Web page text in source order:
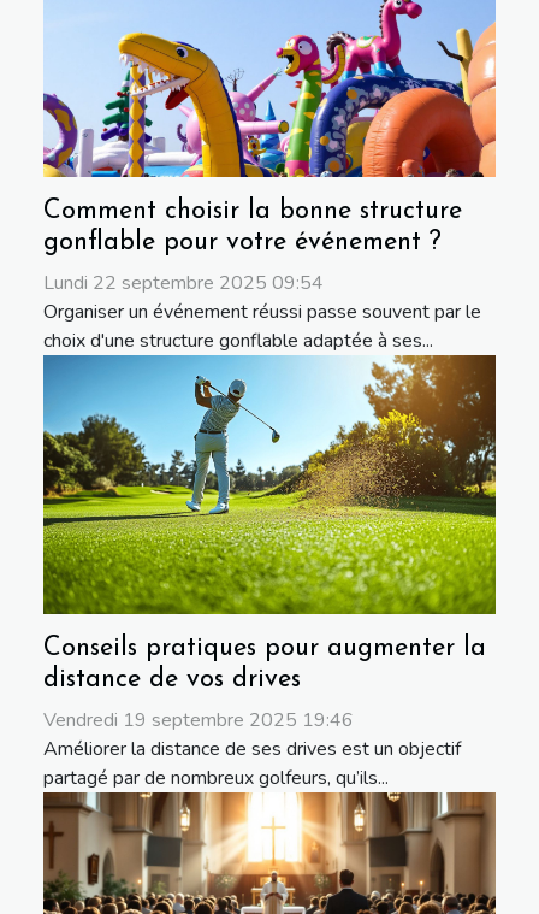
Comment choisir la bonne structure
gonflable pour votre événement ?
Lundi 22 septembre 2025 09:54
Organiser un événement réussi passe souvent par le
choix d'une structure gonflable adaptée à ses...
Conseils pratiques pour augmenter la
distance de vos drives
Vendredi 19 septembre 2025 19:46
Améliorer la distance de ses drives est un objectif
partagé par de nombreux golfeurs, qu’ils...